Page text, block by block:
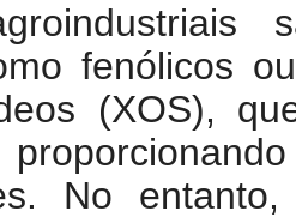
fenólicos
(XOS),
No